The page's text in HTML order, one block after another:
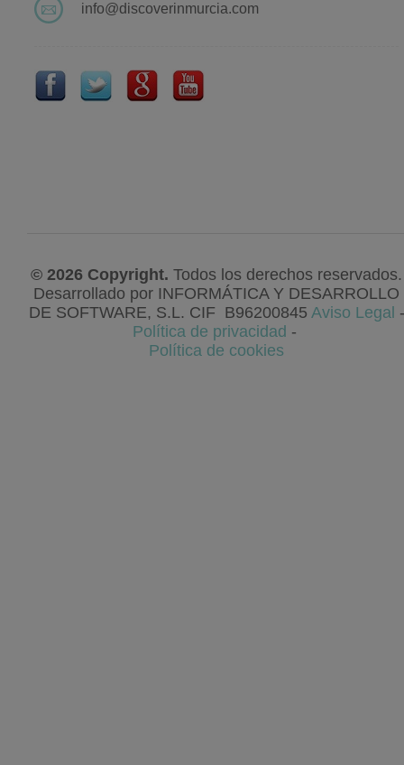
info@discoverinmurcia.com
© 2026 Copyright. Todos los derechos reservados.
Desarrollado por INFORMÁTICA Y DESARROLLO
DE SOFTWARE, S.L. CIF B96200845 Aviso Legal -
Política de privacidad -
Política de cookies